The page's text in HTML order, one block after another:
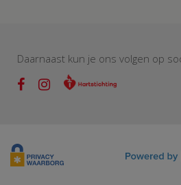
Daarnaast kun je ons volgen op